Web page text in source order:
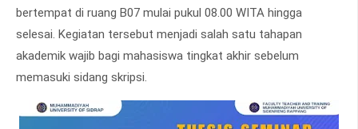
bertempat di ruang B07 mulai pukul 08.00 WITA hingga
selesai. Kegiatan tersebut menjadi salah satu tahapan
akademik wajib bagi mahasiswa tingkat akhir sebelum
memasuki sidang skripsi.